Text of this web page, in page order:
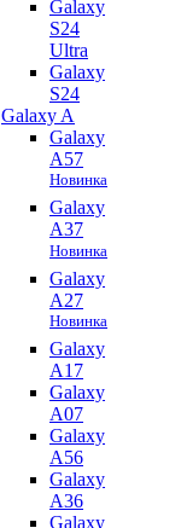
Galaxy
S24
Ultra
Galaxy
S24
Galaxy A
Galaxy
A57
Новинка
Galaxy
A37
Новинка
Galaxy
A27
Новинка
Galaxy
A17
Galaxy
A07
Galaxy
A56
Galaxy
A36
Galaxy